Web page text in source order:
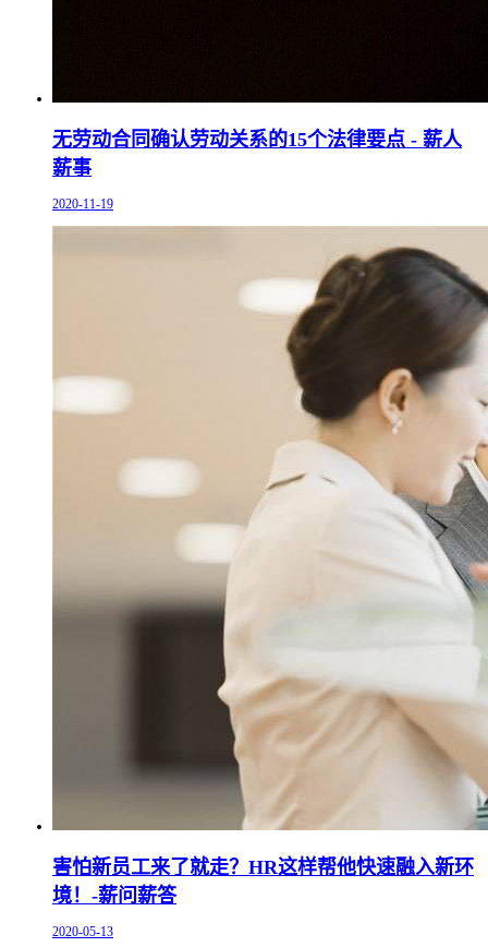
无劳动合同确认劳动关系的15个法律要点 - 薪人
薪事
2020-11-19
害怕新员工来了就走？HR这样帮他快速融入新环
境！-薪问薪答
2020-05-13